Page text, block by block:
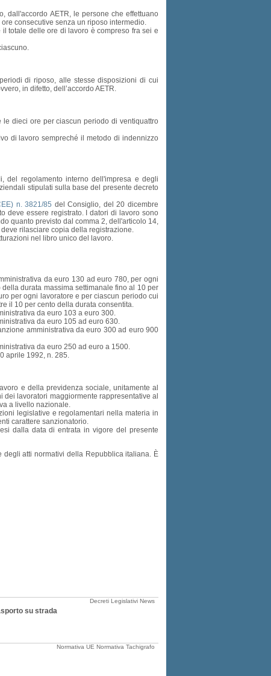
dall'accordo AETR, le persone che effettuano
consecutive senza un riposo intermedio.
totale delle ore di lavoro è compreso fra sei e
di riposo, alle stesse disposizioni di cui
in difetto, dell’accordo AETR.
dieci ore per ciascun periodo di ventiquattro
di lavoro sempreché il metodo di indennizzo
del regolamento interno dell'impresa e degli
stipulati sulla base del presente decreto
n. 3821/85 del Consiglio, del 20 dicembre
deve essere registrato. I datori di lavoro sono
quanto previsto dal comma 2, dell'articolo 14,
rilasciare copia della registrazione.
nel libro unico del lavoro.
da euro 130 ad euro 780, per ogni
durata massima settimanale fino al 10 per
per ogni lavoratore e per ciascun periodo cui
il 10 per cento della durata consentita.
da euro 103 a euro 300.
da euro 105 ad euro 630.
amministrativa da euro 300 ad euro 900
da euro 250 ad euro a 1500.
aprile 1992, n. 285.
e della previdenza sociale, unitamente al
lavoratori maggiormente rappresentative al
a livello nazionale.
legislative e regolamentari nella materia in
carattere sanzionatorio.
dalla data di entrata in vigore del presente
degli atti normativi della Repubblica italiana. È
Decreti Legislativi News
su strada
Normativa UE Normativa Tachigrafo